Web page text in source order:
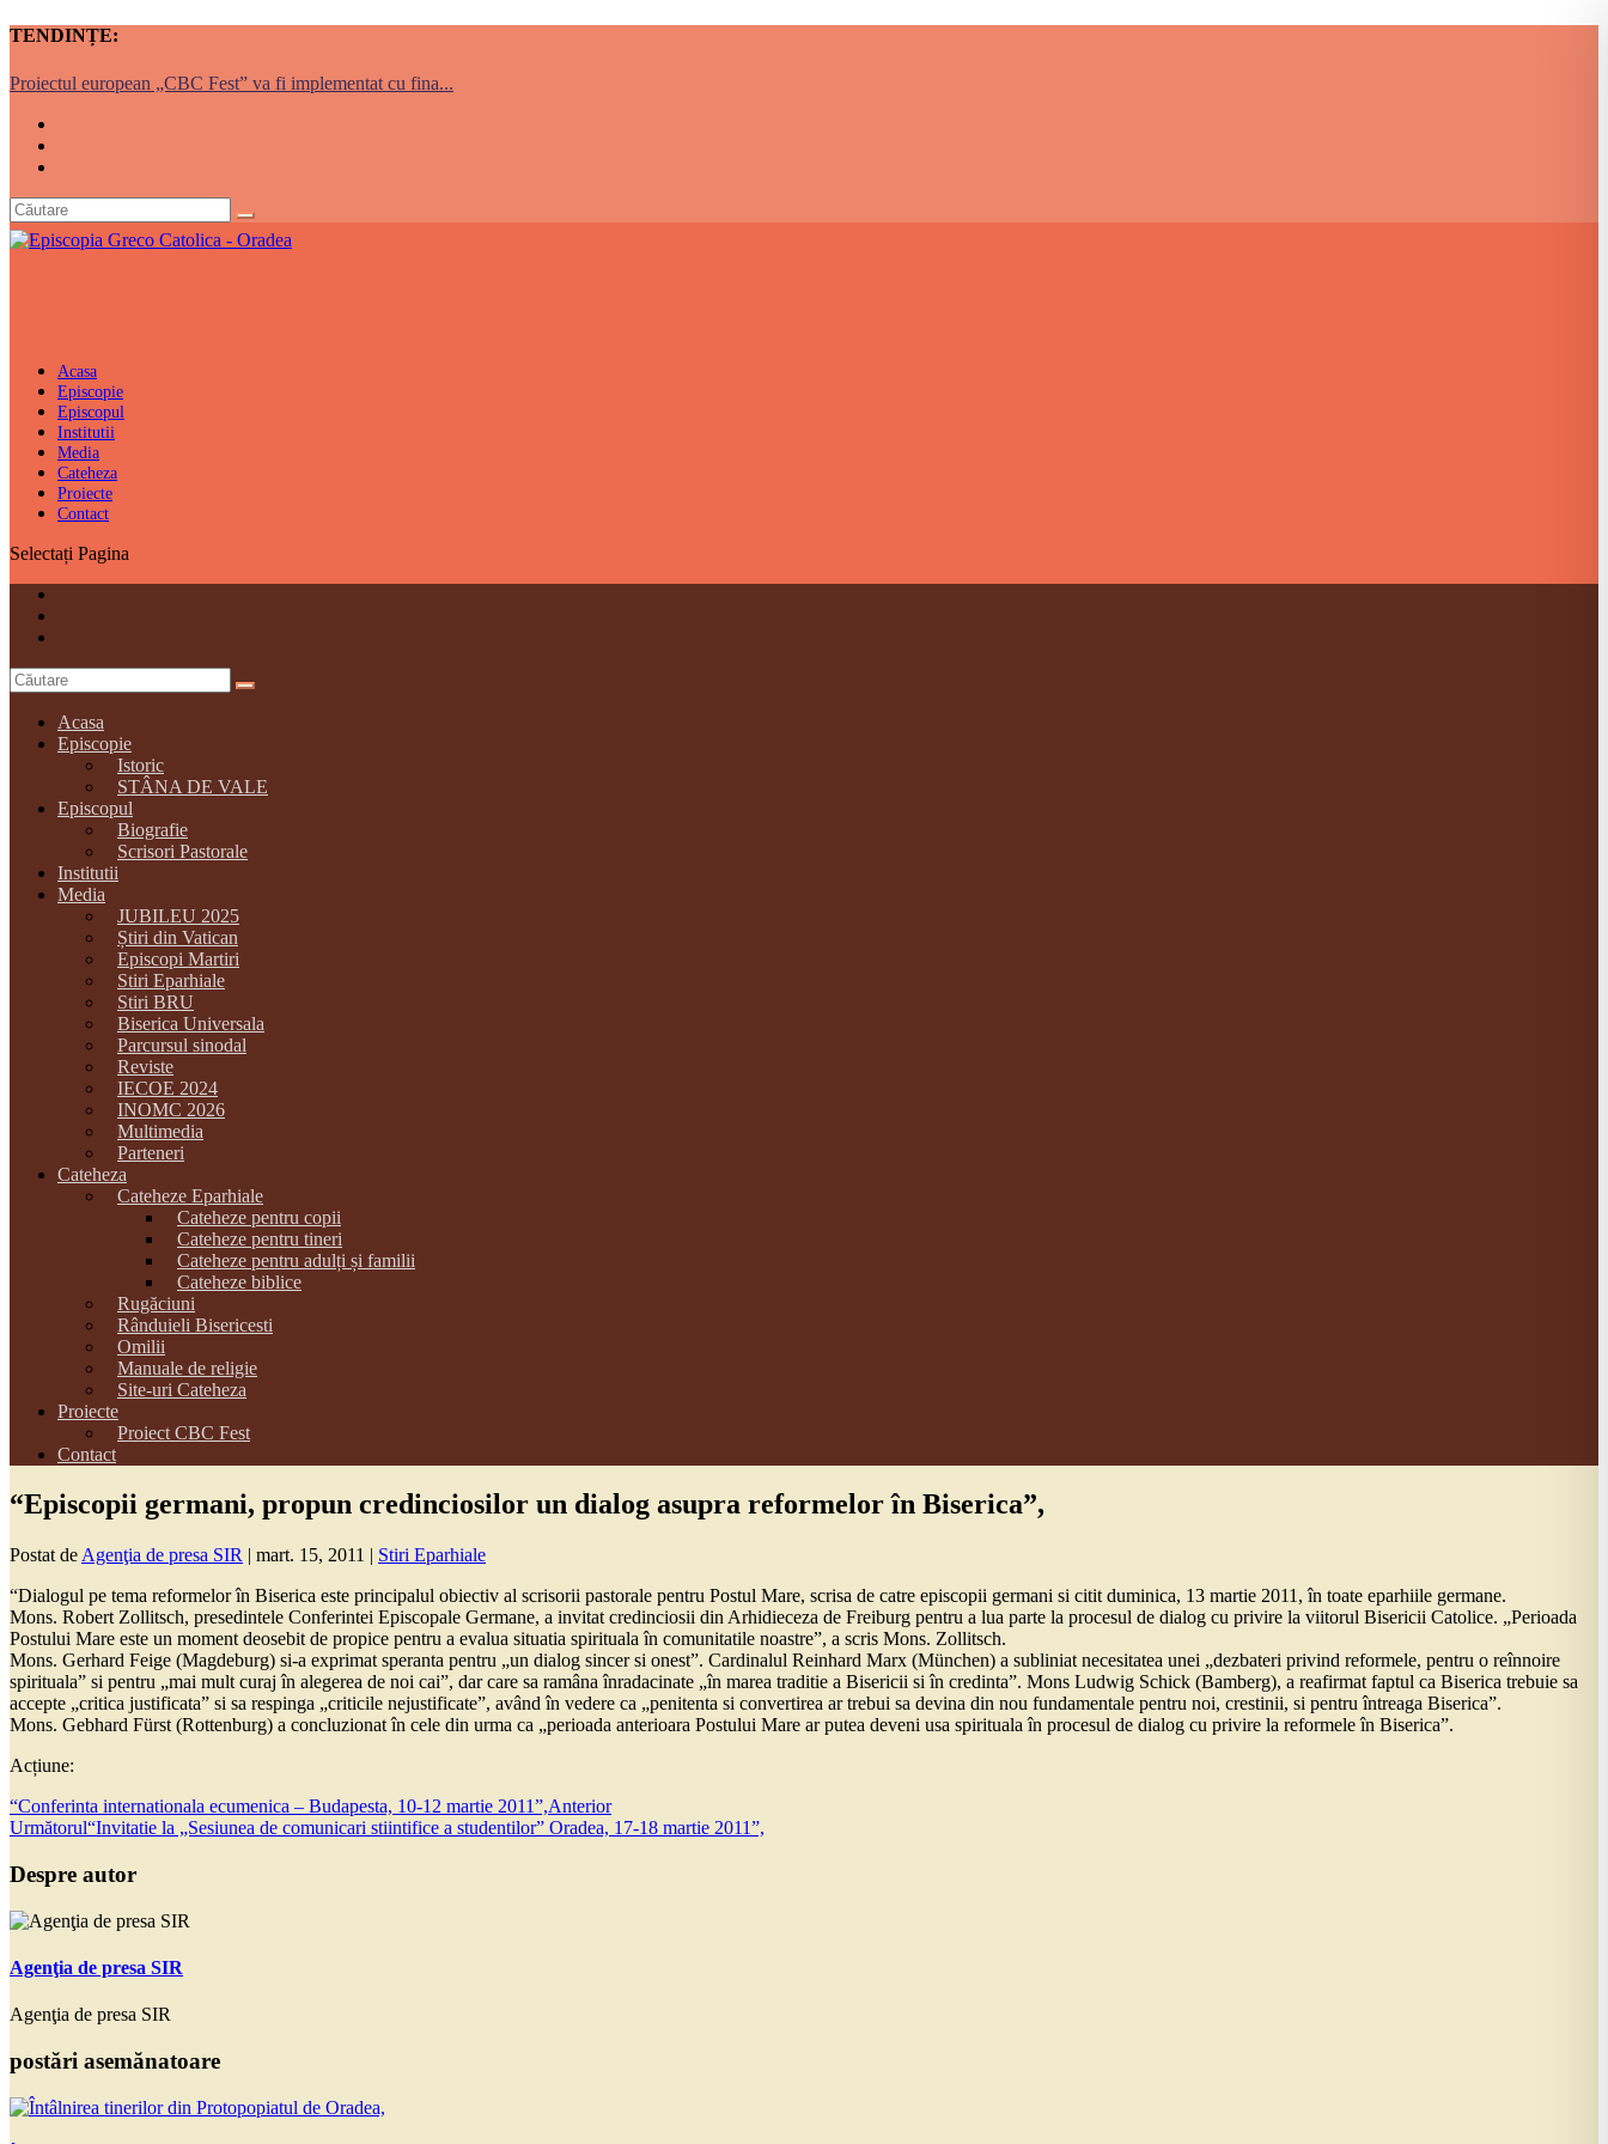
TENDINȚE:
Proiectul european „CBC Fest” va fi implementat cu fina...
Acasa
Episcopie
Episcopul
Institutii
Media
Cateheza
Proiecte
Contact
Selectați Pagina
Acasa
Episcopie
Istoric
STÂNA DE VALE
Episcopul
Biografie
Scrisori Pastorale
Institutii
Media
JUBILEU 2025
Știri din Vatican
Episcopi Martiri
Stiri Eparhiale
Stiri BRU
Biserica Universala
Parcursul sinodal
Reviste
IECOE 2024
INOMC 2026
Multimedia
Parteneri
Cateheza
Cateheze Eparhiale
Cateheze pentru copii
Cateheze pentru tineri
Cateheze pentru adulți și familii
Cateheze biblice
Rugăciuni
Rânduieli Bisericesti
Omilii
Manuale de religie
Site-uri Cateheza
Proiecte
Proiect CBC Fest
Contact
“Episcopii germani, propun credinciosilor un dialog asupra reformelor în Biserica”,
Postat de Agenţia de presa SIR | mart. 15, 2011 | Stiri Eparhiale
“Dialogul pe tema reformelor în Biserica este principalul obiectiv al scrisorii pastorale pentru Postul Mare, scrisa de catre episcopii germani si citit duminica, 13 martie 2011, în toate eparhiile germane.
Mons. Robert Zollitsch, presedintele Conferintei Episcopale Germane, a invitat credinciosii din Arhidieceza de Freiburg pentru a lua parte la procesul de dialog cu privire la viitorul Bisericii Catolice. „Perioada
Postului Mare este un moment deosebit de propice pentru a evalua situatia spirituala în comunitatile noastre”, a scris Mons. Zollitsch.
Mons. Gerhard Feige (Magdeburg) si-a exprimat speranta pentru „un dialog sincer si onest”. Cardinalul Reinhard Marx (München) a subliniat necesitatea unei „dezbateri privind reformele, pentru o reînnoire
spirituala” si pentru „mai mult curaj în alegerea de noi cai”, dar care sa ramâna înradacinate „în marea traditie a Bisericii si în credinta”. Mons Ludwig Schick (Bamberg), a reafirmat faptul ca Biserica trebuie sa
accepte „critica justificata” si sa respinga „criticile nejustificate”, având în vedere ca „penitenta si convertirea ar trebui sa devina din nou fundamentale pentru noi, crestinii, si pentru întreaga Biserica”.
Mons. Gebhard Fürst (Rottenburg) a concluzionat în cele din urma ca „perioada anterioara Postului Mare ar putea deveni usa spirituala în procesul de dialog cu privire la reformele în Biserica”.
Acțiune:
“Conferinta internationala ecumenica – Budapesta, 10-12 martie 2011”,Anterior
Următorul“Invitatie la „Sesiunea de comunicari stiintifice a studentilor” Oradea, 17-18 martie 2011”,
Despre autor
Agenţia de presa SIR
Agenţia de presa SIR
postări asemănatoare